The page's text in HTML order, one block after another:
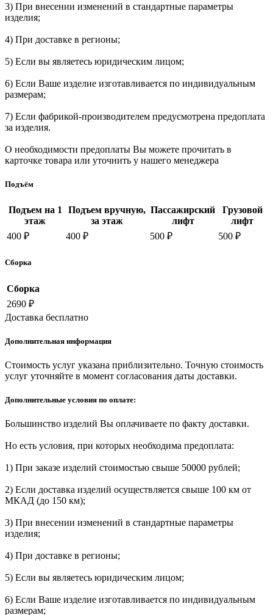
3) При внесении изменений в стандартные параметры
изделия;
4) При доставке в регионы;
5) Если вы являетесь юридическим лицом;
6) Если Ваше изделие изготавливается по индивидуальным
размерам;
7) Если фабрикой-производителем предусмотрена предоплата
за изделия.
О необходимости предоплаты Вы можете прочитать в
карточке товара или уточнить у нашего менеджера
Подъём
Подъем на 1
этаж
Подъем вручную,
за этаж
Пассажирский
лифт
Грузовой
лифт
400 ₽
400 ₽ 500 ₽ 500 ₽
Сборка
Сборка
2690 ₽
Доставка бесплатно
Дополнительная информация
Стоимость услуг указана приблизительно. Точную стоимость
услуг уточняйте в момент согласования даты доставки.
Дополнительные условия по оплате:
Большинство изделий Вы оплачиваете по факту доставки.
Но есть условия, при которых необходима предоплата:
1) При заказе изделий стоимостью свыше 50000 рублей;
2) Если доставка изделий осуществляется свыше 100 км от
МКАД (до 150 км);
3) При внесении изменений в стандартные параметры
изделия;
4) При доставке в регионы;
5) Если вы являетесь юридическим лицом;
6) Если Ваше изделие изготавливается по индивидуальным
размерам;